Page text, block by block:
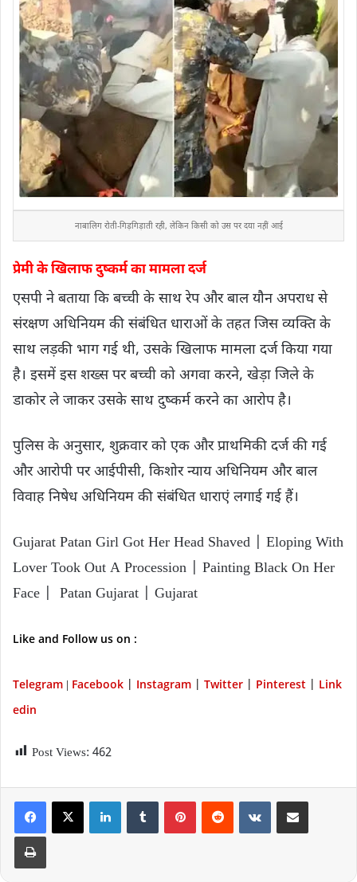
नाबालिग रोती-गिड़गिड़ाती रही, लेकिन किसी को उस पर दया नहीं आई
प्रेमी के खिलाफ दुष्कर्म का मामला दर्ज
एसपी ने बताया कि बच्ची के साथ रेप और बाल यौन अपराध से
संरक्षण अधिनियम की संबंधित धाराओं के तहत जिस व्यक्ति के
साथ लड़की भाग गई थी, उसके खिलाफ मामला दर्ज किया गया
है। इसमें इस शख्स पर बच्ची को अगवा करने, खेड़ा जिले के
डाकोर ले जाकर उसके साथ दुष्कर्म करने का आरोप है।
पुलिस के अनुसार, शुक्रवार को एक और प्राथमिकी दर्ज की गई
और आरोपी पर आईपीसी, किशोर न्याय अधिनियम और बाल
विवाह निषेध अधिनियम की संबंधित धाराएं लगाई गई हैं।
Gujarat Patan Girl Got Her Head Shaved | Eloping With
Lover Took Out A Procession | Painting Black On Her
Face | Patan Gujarat | Gujarat
Like and Follow us on :
Telegram | Facebook Instagram Twitter Pinterest
Link
edin
Post Views: 462